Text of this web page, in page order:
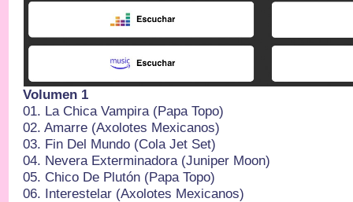
Volumen 1
01.⁠ ⁠La Chica Vampira (Papa Topo)
02.⁠ ⁠Amarre (Axolotes Mexicanos)
03.⁠ ⁠Fin Del Mundo (Cola Jet Set)
04.⁠ ⁠Nevera Exterminadora (Juniper Moon)
05.⁠ ⁠Chico De Plutón (Papa Topo)
06.⁠ ⁠Interestelar (Axolotes Mexicanos)